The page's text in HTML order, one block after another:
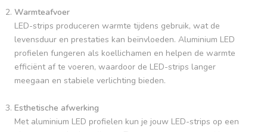
Warmteafvoer
LED-strips produceren warmte tijdens gebruik, wat de
levensduur en prestaties kan beïnvloeden. Aluminium LED
profielen fungeren als koellichamen en helpen de warmte
efficiënt af te voeren, waardoor de LED-strips langer
meegaan en stabiele verlichting bieden.
Esthetische afwerking
Met aluminium LED profielen kun je jouw LED-strips op een